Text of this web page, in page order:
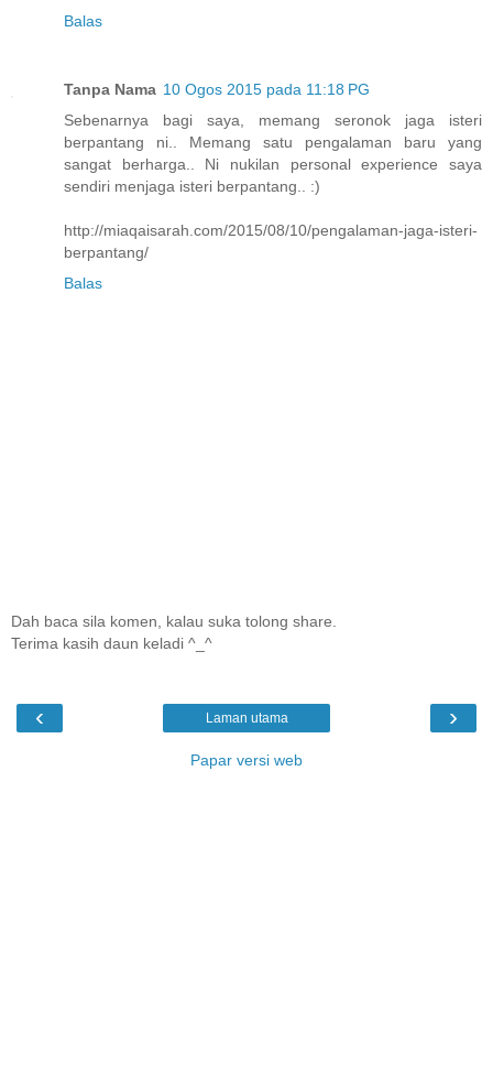
Balas
Tanpa Nama 10 Ogos 2015 pada 11:18 PG
Sebenarnya bagi saya, memang seronok jaga isteri
berpantang ni.. Memang satu pengalaman baru yang
sangat berharga.. Ni nukilan personal experience saya
sendiri menjaga isteri berpantang.. :)
http://miaqaisarah.com/2015/08/10/pengalaman-jaga-isteri-
berpantang/
Balas
Dah baca sila komen, kalau suka tolong share.
Terima kasih daun keladi ^_^
‹ ›
Laman utama
Papar versi web